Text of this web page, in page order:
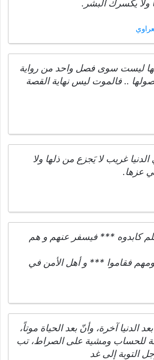
ولا يكسرك البشر.
ليست سوى فصل واحد من رواية
.. فالموت ليس نهاية القصة
غريب لا يَجزع من ذلها ولا
عزها.
كابدوه *** فيسفر عنهم و هم
فقاموا *** و أهل الأمن في
الدنيا آخرة، وأنّ بعد الحياة موتاً،
للحساب ومشية على الصراط، تب
التوبة إلى غد